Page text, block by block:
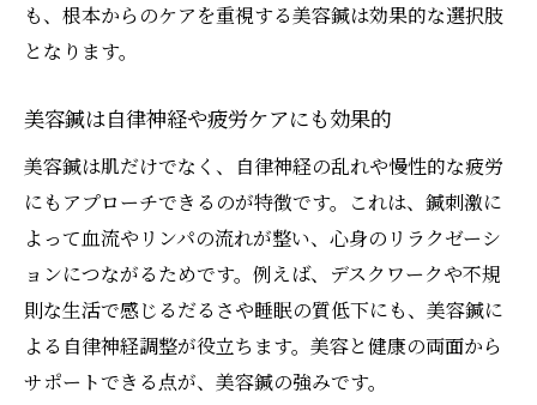
男性のストレス軽減に役立つ美容鍼の実例
三豊市の美容鍼で心も身体もリラックス
法
タイ古式マッサージと美容鍼の組み合わせ
効果
ストレスフリーな毎日を美容鍼でサポート
肌のハリ改善に挑戦するなら高瀬町の美容鍼
男性のハリ不足に美容鍼が効く理由を解説
高瀬町の美容鍼で肌の弾力を実感する方法
も、根本からのケアを重視する美容鍼は効果的な選択肢
となります。
美容鍼は自律神経や疲労ケアにも効果的
美容鍼は肌だけでなく、自律神経の乱れや慢性的な疲労
にもアプローチできるのが特徴です。これは、鍼刺激に
よって血流やリンパの流れが整い、心身のリラクゼーシ
ョンにつながるためです。例えば、デスクワークや不規
則な生活で感じるだるさや睡眠の質低下にも、美容鍼に
よる自律神経調整が役立ちます。美容と健康の両面から
サポートできる点が、美容鍼の強みです。